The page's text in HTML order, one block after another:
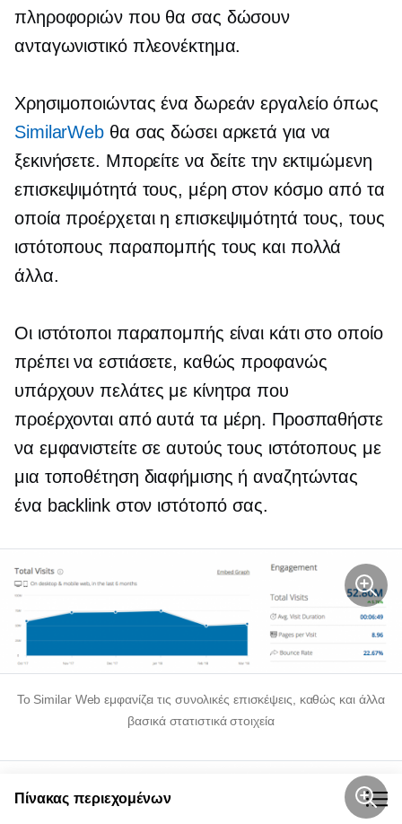
πληροφοριών που θα σας δώσουν
ανταγωνιστικό πλεονέκτημα.
Χρησιμοποιώντας ένα δωρεάν εργαλείο όπως
SimilarWeb θα σας δώσει αρκετά για να
ξεκινήσετε. Μπορείτε να δείτε την εκτιμώμενη
επισκεψιμότητά τους, μέρη στον κόσμο από τα
οποία προέρχεται η επισκεψιμότητά τους, τους
ιστότοπους παραπομπής τους και πολλά
άλλα.
Οι ιστότοποι παραπομπής είναι κάτι στο οποίο
πρέπει να εστιάσετε, καθώς προφανώς
υπάρχουν πελάτες με κίνητρα που
προέρχονται από αυτά τα μέρη. Προσπαθήστε
να εμφανιστείτε σε αυτούς τους ιστότοπους με
μια τοποθέτηση διαφήμισης ή αναζητώντας
ένα backlink στον ιστότοπό σας.
Το Similar Web εμφανίζει τις συνολικές επισκέψεις, καθώς και άλλα
βασικά στατιστικά στοιχεία
Πίνακας περιεχομένων